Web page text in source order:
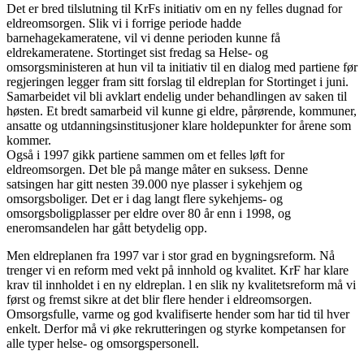
Det er bred tilslutning til KrFs initiativ om en ny felles dugnad for
eldreomsorgen. Slik vi i forrige periode hadde
barnehagekameratene, vil vi denne perioden kunne få
eldrekameratene. Stortinget sist fredag sa Helse- og
omsorgsministeren at hun vil ta initiativ til en dialog med partiene før
regjeringen legger fram sitt forslag til eldreplan for Stortinget i juni.
Samarbeidet vil bli avklart endelig under behandlingen av saken til
høsten. Et bredt samarbeid vil kunne gi eldre, pårørende, kommuner,
ansatte og utdanningsinstitusjoner klare holdepunkter for årene som
kommer.
Også i 1997 gikk partiene sammen om et felles løft for
eldreomsorgen. Det ble på mange måter en suksess. Denne
satsingen har gitt nesten 39.000 nye plasser i sykehjem og
omsorgsboliger. Det er i dag langt flere sykehjems- og
omsorgsboligplasser per eldre over 80 år enn i 1998, og
eneromsandelen har gått betydelig opp.
Men eldreplanen fra 1997 var i stor grad en bygningsreform. Nå
trenger vi en reform med vekt på innhold og kvalitet. KrF har klare
krav til innholdet i en ny eldreplan. l en slik ny kvalitetsreform må vi
først og fremst sikre at det blir flere hender i eldreomsorgen.
Omsorgsfulle, varme og god kvalifiserte hender som har tid til hver
enkelt. Derfor må vi øke rekrutteringen og styrke kompetansen for
alle typer helse- og omsorgspersonell.